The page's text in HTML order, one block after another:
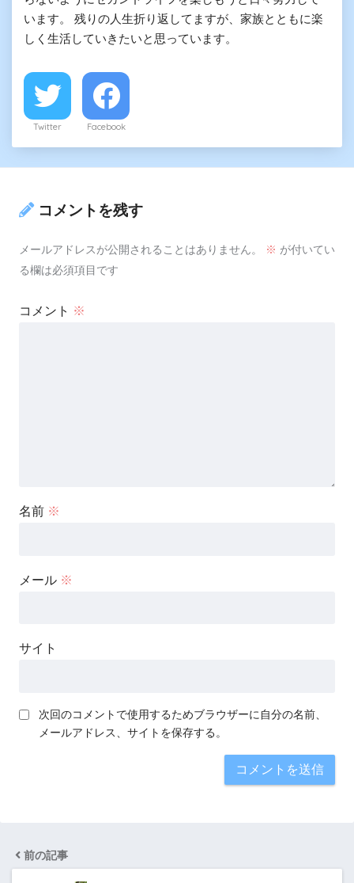
います。 残りの人生折り返してますが、家族とともに楽
しく生活していきたいと思っています。
Twitter Facebook
コメントを残す
メールアドレスが公開されることはありません。 ※ が付いてい
る欄は必須項目です
コメント ※
名前 ※
メール ※
サイト
次回のコメントで使用するためブラウザーに自分の名前、
メールアドレス、サイトを保存する。
前の記事